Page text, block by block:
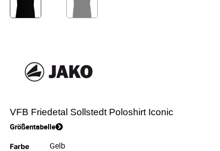
VFB Friedetal Sollstedt Poloshirt Iconic
Größentabelle
Farbe